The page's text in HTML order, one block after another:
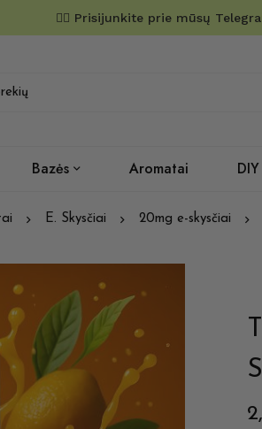
✌🏼 Prisijunkite prie mūsų
Bazės Aromatai
E. Skysčiai 20mg e-skysčiai